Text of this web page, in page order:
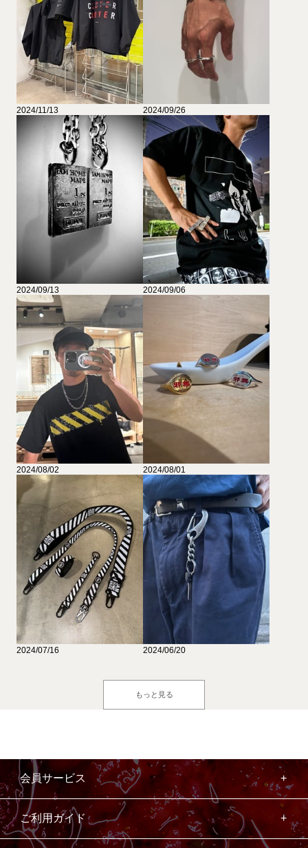
2024/11/13 2024/09/26
2024/09/13 2024/09/06
2024/08/02 2024/08/01
2024/07/16 2024/06/20
もっと見る
会員サービス
ご利用ガイド